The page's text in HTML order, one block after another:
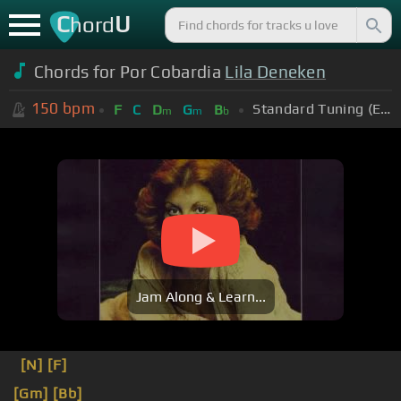
ChordU
Chords for Por Cobardia Lila Deneken
150 bpm F C Dm Gm Bb Standard Tuning (EADGBE)
Jam Along & Learn...
[N] [F]
[Gm] [Bb]